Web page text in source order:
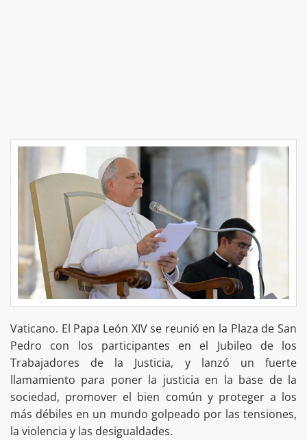
Vaticano. El Papa León XIV se reunió en la Plaza de San
Pedro con los participantes en el Jubileo de los
Trabajadores de la Justicia, y lanzó un fuerte
llamamiento para poner la justicia en la base de la
sociedad, promover el bien común y proteger a los
más débiles en un mundo golpeado por las tensiones,
la violencia y las desigualdades.